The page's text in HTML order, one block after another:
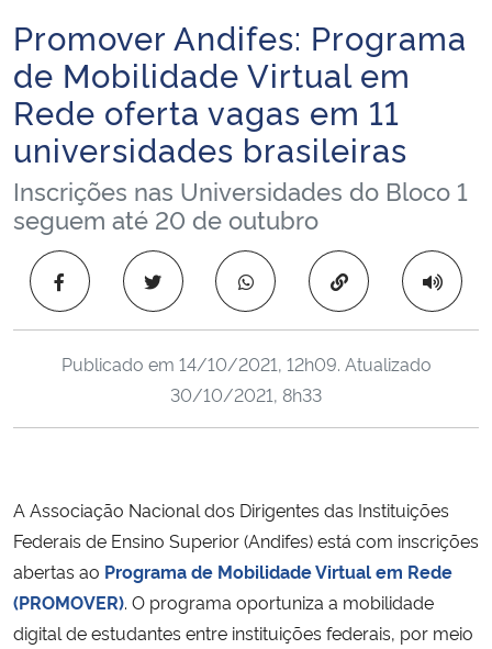
Ministério da Infraestrutura
Ministério da Agricultura, Pecuária e Abastecimento
Ministério da Educação
Ministério da Cidadania
Ministério da Saúde
Ministério de Minas e Energia
Ministério da Ciência, Tecnologia, Inovações e Comunicações
Ministério do Meio Ambiente
Ministério do Desenvolvimento Regional
Controladoria-Geral da União
Início do conteúdo
Promover Andifes: Programa
de Mobilidade Virtual em
Rede oferta vagas em 11
universidades brasileiras
Inscrições nas Universidades do Bloco 1
seguem até 20 de outubro
Copiar para área
Publicado em 14/10/2021, 12h09. Atualizado
30/10/2021, 8h33
A Associação Nacional dos Dirigentes das Instituições
Federais de Ensino Superior (Andifes) está com inscrições
abertas ao Programa de Mobilidade Virtual em Rede
(PROMOVER). O programa oportuniza a mobilidade
digital de estudantes entre instituições federais, por meio